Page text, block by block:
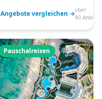
Angebote vergleichen →über
80
Pauschalreisen